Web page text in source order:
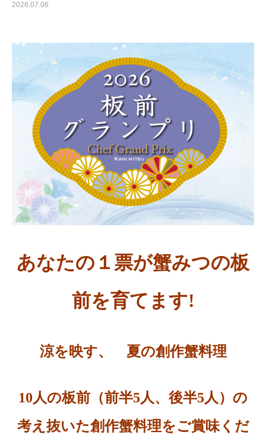
2026.07.06
あなたの１票が蟹みつの板
前を育てます!
涼を映す、 夏の創作蟹料理
10人の板前（前半5人、後半5人）の
考え抜いた創作蟹料理をご賞味くだ